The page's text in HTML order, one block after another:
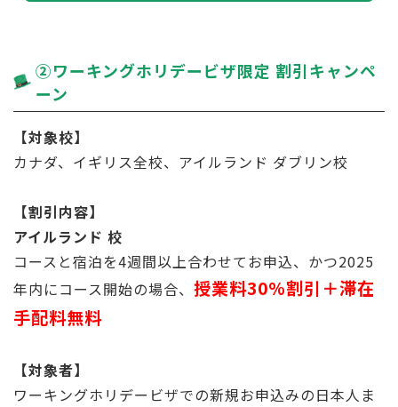
➁ワーキングホリデービザ限定 割引キャンペ
ーン
【対象校】
カナダ、イギリス全校、アイルランド ダブリン校
【割引内容】
アイルランド 校
コースと宿泊を4週間以上合わせてお申込、かつ2025
年内にコース開始の場合、 授業料30%割引＋滞在
手配料無料
【対象者】
ワーキングホリデービザでの新規お申込みの日本人ま